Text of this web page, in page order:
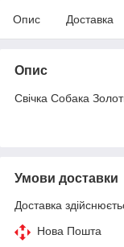
Опис Доставка
Опис
Свічка Собака
Умови доставки
Доставка
Нова Пошта